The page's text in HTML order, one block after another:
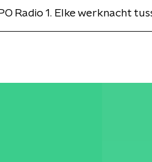
Radio 1. Elke werknacht